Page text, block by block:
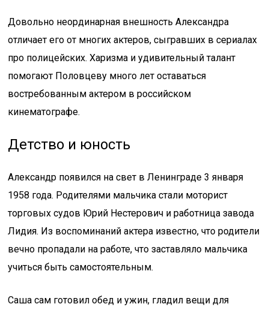
Довольно неординарная внешность Александра
отличает его от многих актеров, сыгравших в сериалах
про полицейских. Харизма и удивительный талант
помогают Половцеву много лет оставаться
востребованным актером в российском
кинематографе.
Детство и юность
Александр появился на свет в Ленинграде 3 января
1958 года. Родителями мальчика стали моторист
торговых судов Юрий Нестерович и работница завода
Лидия. Из воспоминаний актера известно, что родители
вечно пропадали на работе, что заставляло мальчика
учиться быть самостоятельным.
Саша сам готовил обед и ужин, гладил вещи для